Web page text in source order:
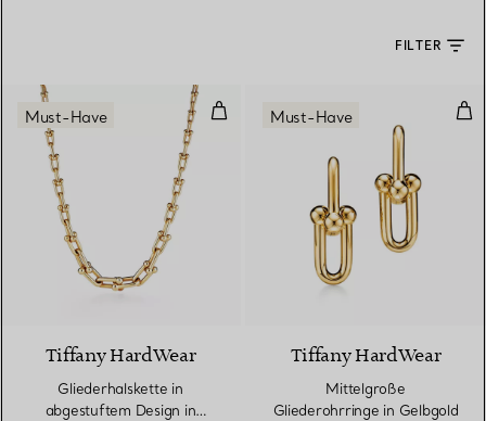
FILTER
Gliederhalskette in abgestuftem
Must-Have
Tiffany HardWear
Gliederhalskette in
abgestuftem Design in
Must-Have
Tiffany HardWear
Mittelgroße
Gliederohrringe in Gelbgold